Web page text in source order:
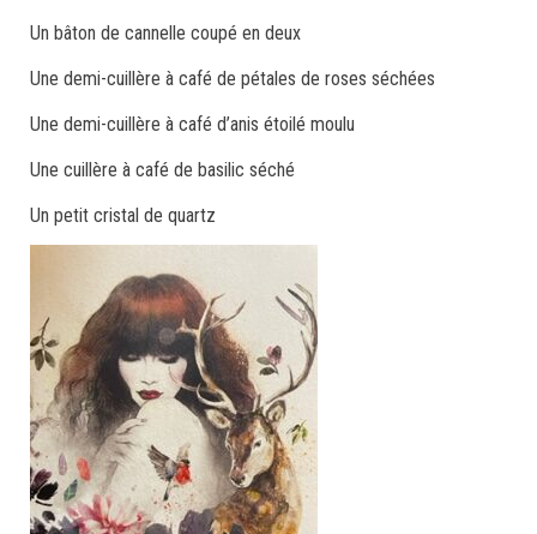
Un bâton de cannelle coupé en deux
Une demi-cuillère à café de pétales de roses séchées
Une demi-cuillère à café d’anis étoilé moulu
Une cuillère à café de basilic séché
Un petit cristal de quartz